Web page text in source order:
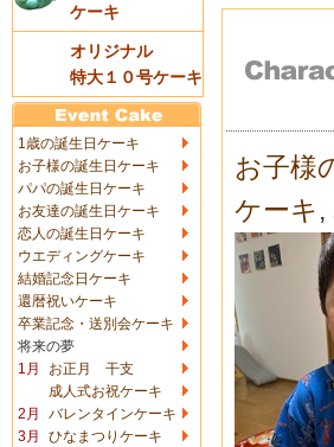
ケーキ
オリジナル
特大１０号ケーキ
1歳の誕生日ケーキ
お子様の誕生日ケーキ
パパの誕生日ケーキ
お友達の誕生日ケーキ
恋人の誕生日ケーキ
ウエディングケーキ
結婚記念日ケーキ
還暦祝いケーキ
卒業記念・送別会ケーキ
将来の夢
1月
お正月 干支
成人式お祝ケーキ
2月
バレンタインケーキ
3月
ひなまつりケーキ
お子様
ケーキ ,